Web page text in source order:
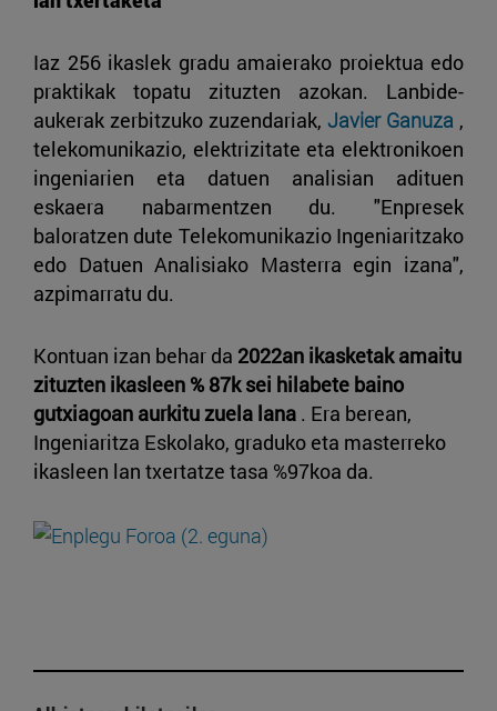
Iaz 256 ikaslek gradu amaierako proiektua edo
praktikak topatu zituzten azokan. Lanbide-
aukerak zerbitzuko zuzendariak, Javier Ganuza ,
telekomunikazio, elektrizitate eta elektronikoen
ingeniarien eta datuen analisian adituen
eskaera nabarmentzen du. "Enpresek
baloratzen dute Telekomunikazio Ingeniaritzako
edo Datuen Analisiako Masterra egin izana",
azpimarratu du.
Kontuan izan behar da 2022an ikasketak amaitu
zituzten ikasleen % 87k sei hilabete baino
gutxiagoan aurkitu zuela lana . Era berean,
Ingeniaritza Eskolako, graduko eta masterreko
ikasleen lan txertatze tasa %97koa da.